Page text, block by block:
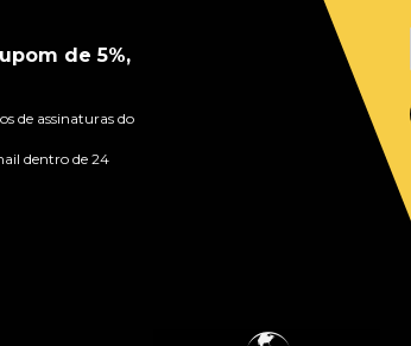
de 5%,
de assinaturas do
dentro de 24